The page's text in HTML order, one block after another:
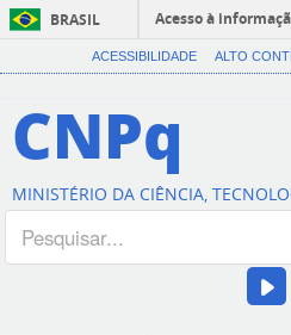
BRASIL
Acesso à
ACESSIBILIDADE ALTO
CNPq
MINISTÉRIO DA CIÊNCIA,